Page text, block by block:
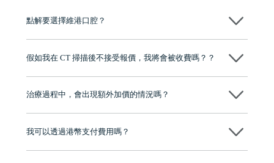
點解要選擇維港口腔？
牌」、「2025香港企業領袖品牌」，是諾貝爾種植系統全球放心植牙中
至今已服務超過三十個國家和地區的顧客，受到粵港澳大灣區及周邊城
市市民極高的口碑評價及信任推薦 珠海、深圳設有八大分院，香港亦設
有咨詢及服務保障中心，有任何問題都可以隨時預約免費咨詢，讓人十
假如我在 CT 掃描後不接受報價，我將會被收費嗎？？
治療過程中，會出現額外加價的情況嗎？
不會，治療前我們會詳細說明治療方案及對應的價錢，顧客同意並簽字
我可以透過港幣支付費用嗎？